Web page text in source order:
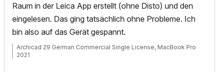
Raum in der Leica App erstellt (ohne Disto) und den
eingelesen. Das ging tatsächlich ohne Probleme. Ich
bin also auf das Gerät gespannt.
Archicad 29 German Commercial Single License, MacBook Pro
2021